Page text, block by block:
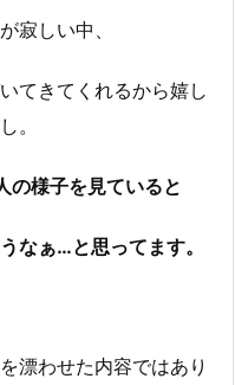
寂しい中、
てきてくれるから嬉し
。
の様子を見ていると
なぁ…と思ってます。
漂わせた内容ではあり